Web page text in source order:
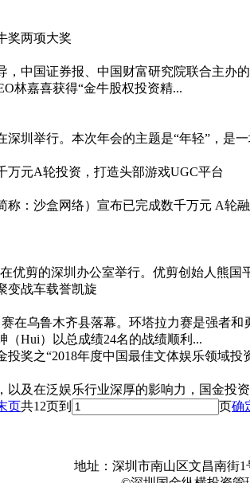
奖两项大奖
，中国证券报、中国财富研究院联合主办
林嘉喜获得“金牛股权投资精...
深圳举行。本次年会的主题是“年轻”，
万元A轮投资，打造头部游戏UGC平台
称：沙盒网络）宣布已完成数千万元 A轮
优剪的深圳办公室举行。优剪创始人熊
变战车载誉凯旋
在乌鲁木齐县落幕。环塔拉力赛是强者
Hui）以总成绩24名的战绩顺利...
奖之“2018年度中国最佳文体娱乐领域投
及在泛娱乐行业深厚的影响力，国金投
页共12页到 页确
地址：深圳市南山区文昌南街